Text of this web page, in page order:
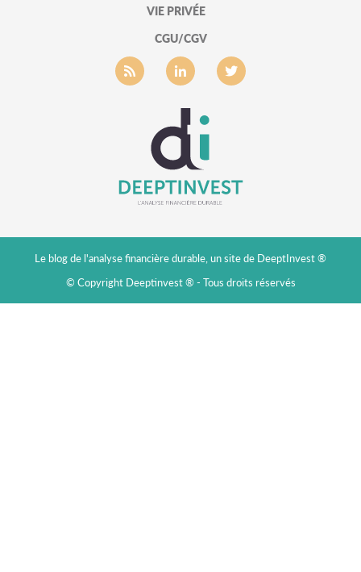
VIE PRIVÉE
CGU/CGV
Le blog de l'analyse financière durable, un site de DeeptInvest ®
© Copyright Deeptinvest ® - Tous droits réservés